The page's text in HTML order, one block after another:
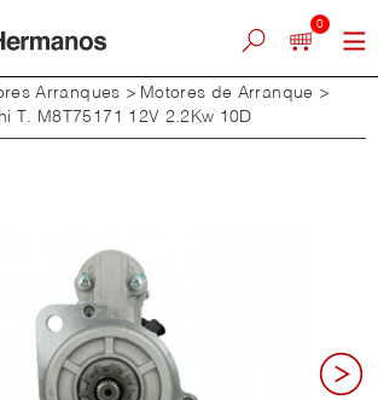
0
Arranques > Motores de Arranque >
T. M8T75171 12V 2.2Kw 10D